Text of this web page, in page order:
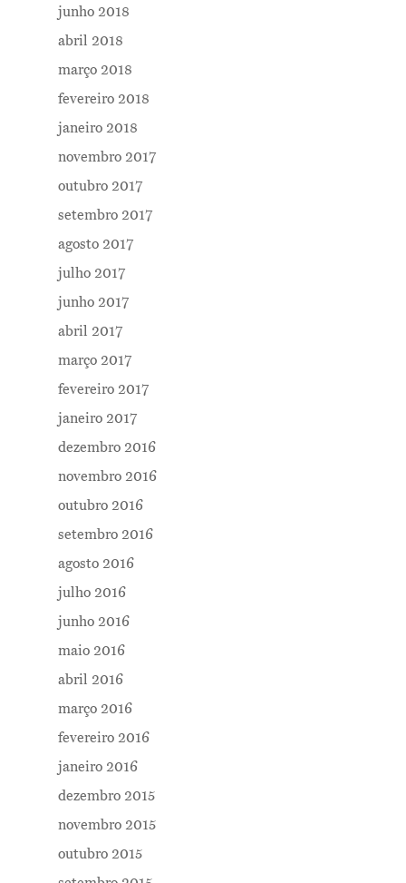
junho 2018
abril 2018
março 2018
fevereiro 2018
janeiro 2018
novembro 2017
outubro 2017
setembro 2017
agosto 2017
julho 2017
junho 2017
abril 2017
março 2017
fevereiro 2017
janeiro 2017
dezembro 2016
novembro 2016
outubro 2016
setembro 2016
agosto 2016
julho 2016
junho 2016
maio 2016
abril 2016
março 2016
fevereiro 2016
janeiro 2016
dezembro 2015
novembro 2015
outubro 2015